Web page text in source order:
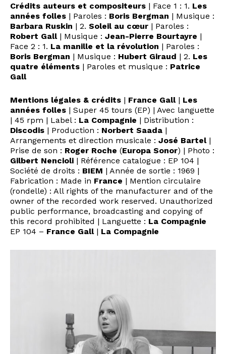
Crédits auteurs et compositeurs | Face 1 : 1. Les
années folles | Paroles : Boris Bergman | Musique :
Barbara Ruskin | 2. Soleil au cœur | Paroles :
Robert Gall| Musique : Jean-Pierre Bourtayre |
Face 2 : 1. La manille et la révolution | Paroles :
Boris Bergman | Musique : Hubert Giraud | 2. Les
quatre éléments | Paroles et musique : Patrice
Gall
Mentions légales & crédits | France Gall| Les
années folles | Super 45 tours (EP) | Avec languette
| 45 rpm | Label : La Compagnie | Distribution :
Discodis | Production : Norbert Saada |
Arrangements et direction musicale : José Bartel|
Prise de son : Roger Roche (Europa Sonor) | Photo :
Gilbert Nencioli | Référence catalogue : EP 104 |
Société de droits : BIEM | Année de sortie : 1969 |
Fabrication : Made in France | Mention circulaire
(rondelle) : All rights of the manufacturer and of the
owner of the recorded work reserved. Unauthorized
public performance, broadcasting and copying of
this record prohibited | Languette : La Compagnie
EP 104 – France Gall| La Compagnie